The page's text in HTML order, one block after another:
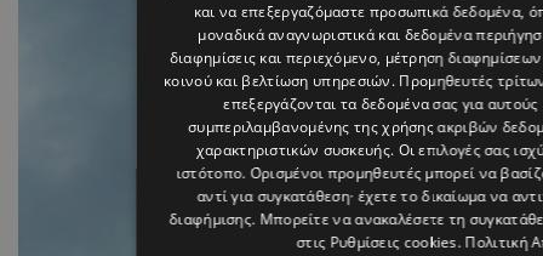
και να επεξεργαζόμαστε προσωπικά δεδομένα,
μοναδικά αναγνωριστικά και δεδομένα
διαφημίσεις και περιεχόμενο, μέτρηση
κοινού και βελτίωση υπηρεσιών. Προμηθευτές
επεξεργάζονται τα δεδομένα σας για
συμπεριλαμβανομένης της χρήσης ακριβών
χαρακτηριστικών συσκευής. Οι επιλογές σας
ιστότοπο. Ορισμένοι προμηθευτές μπορεί να
αντί για συγκατάθεση· έχετε το δικαίωμα να
διαφήμισης. Μπορείτε να ανακαλέσετε τη
στις Ρυθμίσεις cookies. Πολιτική